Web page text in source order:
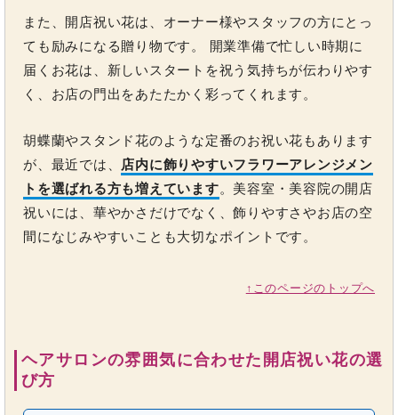
また、開店祝い花は、オーナー様やスタッフの方にとっ
ても励みになる贈り物です。 開業準備で忙しい時期に
届くお花は、新しいスタートを祝う気持ちが伝わりやす
く、お店の門出をあたたかく彩ってくれます。
胡蝶蘭やスタンド花のような定番のお祝い花もあります
が、最近では、
店内に飾りやすいフラワーアレンジメン
トを選ばれる方も増えています。美容室・美容院の開店
祝いには、華やかさだけでなく、飾りやすさやお店の空
間になじみやすいことも大切なポイントです。
↑このページのトップへ
ヘアサロンの雰囲気に合わせた開店祝い花の選
び方